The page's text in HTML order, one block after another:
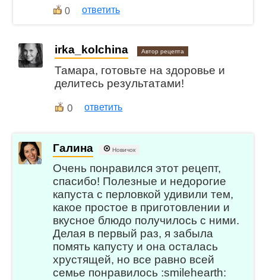
0 ответить
irka_kolchina Автор рецепта
Тамара, готовьте на здоровье и
делитесь результатами!
0 ответить
Галина Новичок
Очень понравился этот рецепт,
спасибо! Полезные и недорогие
капуста с перловкой удивили тем,
какое простое в приготовлении и
вкусное блюдо получилось с ними.
Делая в первый раз, я забыла
помять капусту и она осталась
хрустящей, но все равно всей
семье понравилось :smilehearth: